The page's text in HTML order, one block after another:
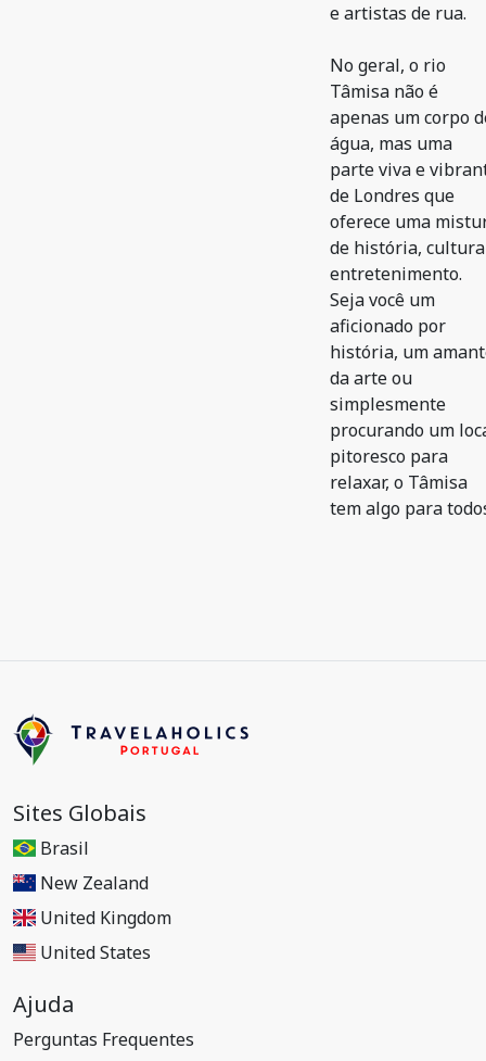
e artistas de rua.
No geral, o rio
Tâmisa não é
apenas um corpo
água, mas uma
parte viva e
de Londres que
oferece uma
de história,
entretenimento.
Seja você um
aficionado por
história, um
da arte ou
simplesmente
procurando um
pitoresco para
relaxar, o Tâmisa
tem algo para
Sites Globais
Brasil
New Zealand
United Kingdom
United States
Ajuda
Perguntas Frequentes